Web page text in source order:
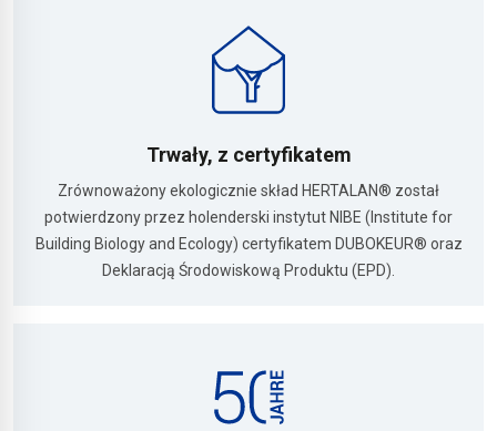
Trwały, z certyfikatem
Zrównoważony ekologicznie skład HERTALAN® został
potwierdzony przez holenderski instytut NIBE (Institute for
Building Biology and Ecology) certyfikatem DUBOKEUR® oraz
Deklaracją Środowiskową Produktu (EPD).